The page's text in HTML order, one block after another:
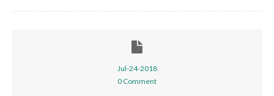
Jul-24-2018
0 Comment